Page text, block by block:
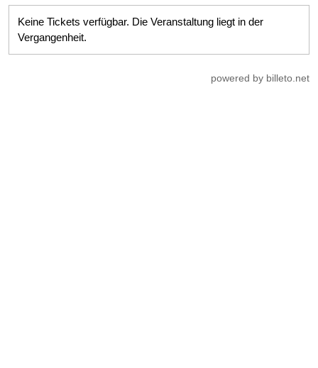
Keine Tickets verfügbar. Die Veranstaltung liegt in der
Vergangenheit.
powered by billeto.net